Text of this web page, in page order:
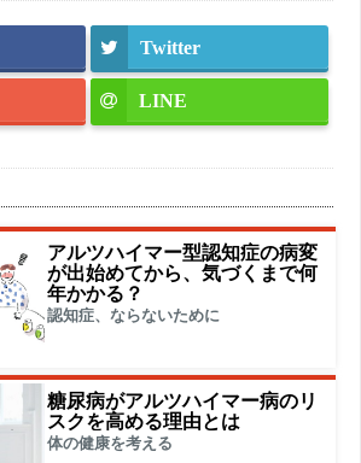
Twitter
LINE
アルツハイマー型認知症の病変
が出始めてから、気づくまで何
年かかる？
認知症、ならないために
糖尿病がアルツハイマー病のリ
スクを高める理由とは
体の健康を考える